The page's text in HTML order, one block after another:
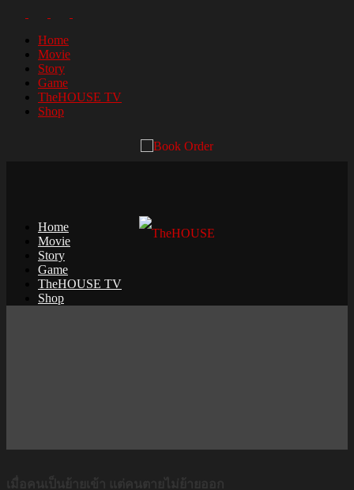
Home
Movie
Story
Game
TheHOUSE TV
Shop
Home
Movie
Story
Game
TheHOUSE TV
Shop